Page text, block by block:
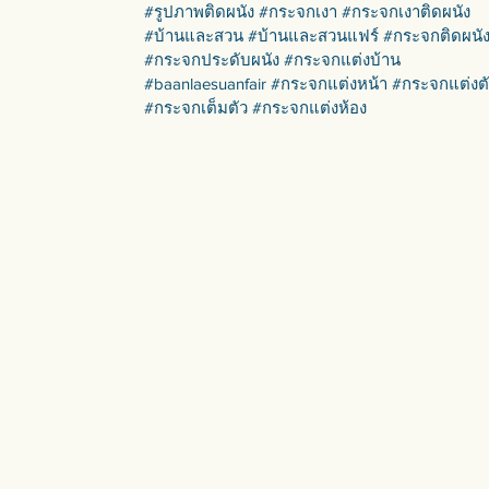
#รูปภาพติดผนัง #กระจกเงา #กระจกเงาติดผนัง
#บ้านและสวน #บ้านและสวนแฟร์ #กระจกติดผนัง
#กระจกประดับผนัง #กระจกแต่งบ้าน
#baanlaesuanfair #กระจกแต่งหน้า #กระจกแต่ง
#กระจกเต็มตัว #กระจกแต่งห้อง